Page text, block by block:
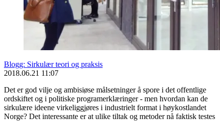
Blogg: Sirkulær teori og praksis
2018.06.21 11:07
Det er god vilje og ambisiøse målsetninger å spore i det offentlige
ordskiftet og i politiske programerklæringer - men hvordan kan de
sirkulære ideene virkeliggjøres i industrielt format i høykostlandet
Norge? Det interessante er at ulike tiltak og metoder nå faktisk testes